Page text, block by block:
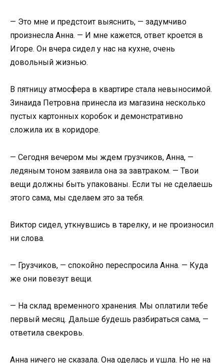
— Это мне и предстоит выяснить, — задумчиво
произнесла Анна. — И мне кажется, ответ кроется в
Игоре. Он вчера сидел у нас на кухне, очень
довольный жизнью.
В пятницу атмосфера в квартире стала невыносимой.
Зинаида Петровна принесла из магазина несколько
пустых картонных коробок и демонстративно
сложила их в коридоре.
— Сегодня вечером мы ждем грузчиков, Анна, —
ледяным тоном заявила она за завтраком. — Твои
вещи должны быть упакованы. Если ты не сделаешь
этого сама, мы сделаем это за тебя.
Виктор сидел, уткнувшись в тарелку, и не произносил
ни слова.
— Грузчиков, — спокойно переспросила Анна. — Куда
же они повезут вещи.
— На склад временного хранения. Мы оплатили тебе
первый месяц. Дальше будешь разбираться сама, —
ответила свекровь.
Анна ничего не сказала. Она оделась и ушла. Но не на